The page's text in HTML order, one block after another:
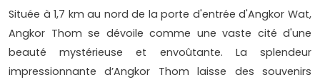
Située à 1,7 km au nord de la porte d'entrée d'Angkor Wat,
Angkor Thom se dévoile comme une vaste cité d'une
beauté mystérieuse et envoûtante. La splendeur
impressionnante d’Angkor Thom laisse des souvenirs